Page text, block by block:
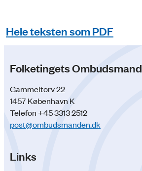
Hele teksten som PDF
Folketingets Ombudsmand
Gammeltorv 22
1457 København K
Telefon +45 3313 2512
post@ombudsmanden.dk
Links